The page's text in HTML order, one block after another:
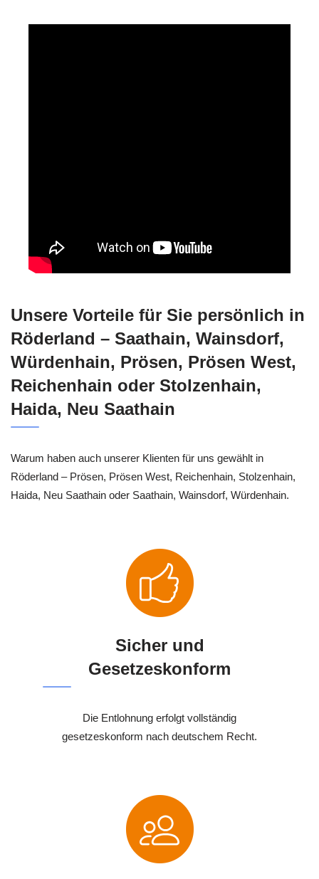
Unsere Vorteile für Sie persönlich in
Röderland – Saathain, Wainsdorf,
Würdenhain, Prösen, Prösen West,
Reichenhain oder Stolzenhain,
Haida, Neu Saathain
Warum haben auch unserer Klienten für uns gewählt in
Röderland – Prösen, Prösen West, Reichenhain, Stolzenhain,
Haida, Neu Saathain oder Saathain, Wainsdorf, Würdenhain.
Sicher und
Gesetzeskonform
Die Entlohnung erfolgt vollständig
gesetzeskonform nach deutschem Recht.